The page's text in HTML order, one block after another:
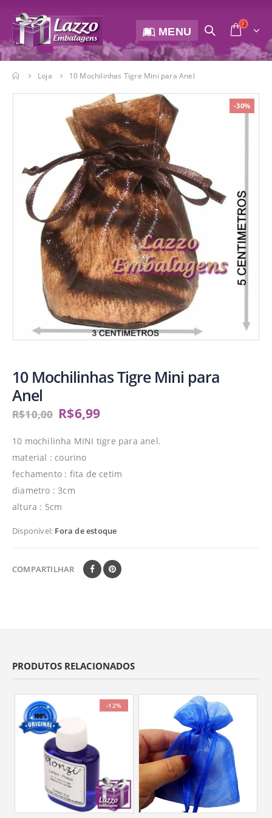
MENU
Loja 10 Mochilinhas Tigre Mini para Anel
-30%
10 Mochilinhas Tigre Mini para
Anel
R$10,00 R$6,99
10 mochilinha MINI tigre para anel.
material : courino
fechamento : fita de cetim
diametro : 3cm
altura : 5cm
Disponível: Fora de estoque
COMPARTILHAR
PRODUTOS RELACIONADOS
-12%